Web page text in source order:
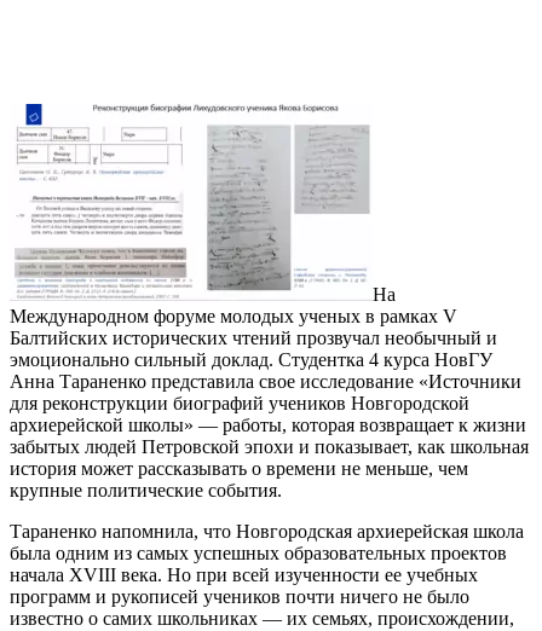
На
Международном форуме молодых ученых в рамках V
Балтийских исторических чтений прозвучал необычный и
эмоционально сильный доклад. Студентка 4 курса НовГУ
Анна Тараненко представила свое исследование «Источники
для реконструкции биографий учеников Новгородской
архиерейской школы» — работы, которая возвращает к жизни
забытых людей Петровской эпохи и показывает, как школьная
история может рассказывать о времени не меньше, чем
крупные политические события.
Тараненко напомнила, что Новгородская архиерейская школа
была одним из самых успешных образовательных проектов
начала XVIII века. Но при всей изученности ее учебных
программ и рукописей учеников почти ничего не было
известно о самих школьниках — их семьях, происхождении,